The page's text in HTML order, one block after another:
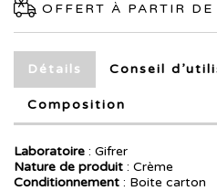
OFFERT À PARTIR
Détails Conseil
Composition
Laboratoire : Gifrer
Nature de produit : Crème
Conditionnement : Boite carton